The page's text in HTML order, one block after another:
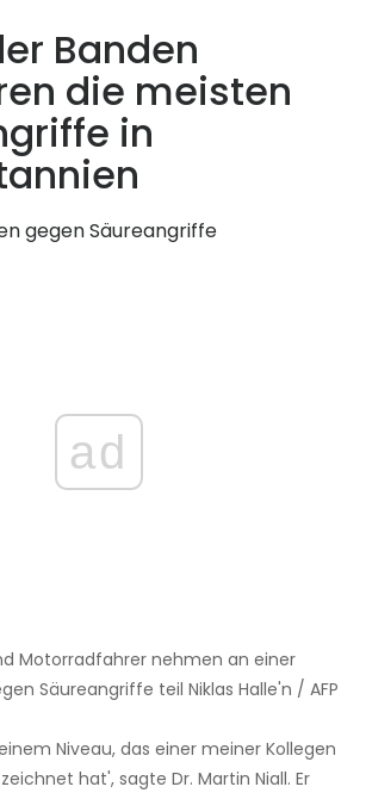
Banden
die meisten
in
ad
Motorradfahrer nehmen an einer
Säureangriffe teil Niklas Halle'n / AFP
Niveau, das einer meiner Kollegen
hat', sagte Dr. Martin Niall. Er